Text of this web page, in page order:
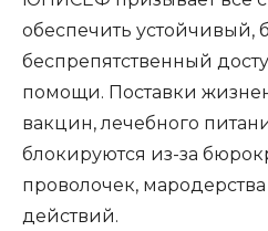
обеспечить устойчивый,
беспрепятственный
помощи. Поставки
вакцин, лечебного
блокируются из-за
проволочек,
действий.